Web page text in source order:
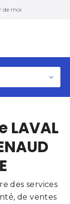
de moi
LAVAL
des services
de ventes